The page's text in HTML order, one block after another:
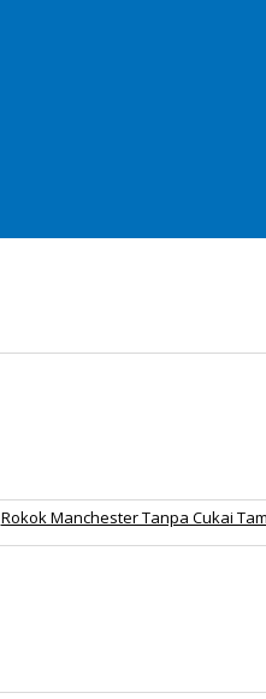
Rokok Manchester Tanpa Cukai